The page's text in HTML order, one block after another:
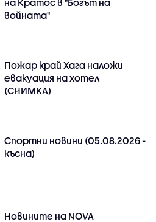
на Кратос в "Богът на
войната"
Пожар край Хага наложи
евакуация на хотел
(СНИМКА)
Спортни новини (05.08.2026 -
късна)
Новините на NOVA